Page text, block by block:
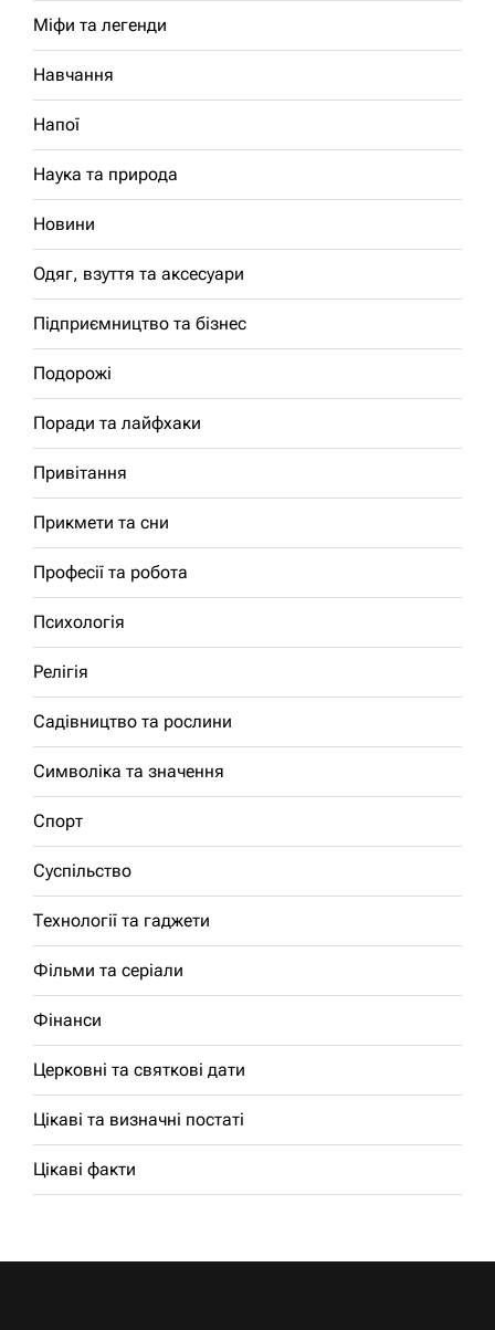
Міфи та легенди
Навчання
Напої
Наука та природа
Новини
Одяг, взуття та аксесуари
Підприємництво та бізнес
Подорожі
Поради та лайфхаки
Привітання
Прикмети та сни
Професії та робота
Психологія
Релігія
Садівництво та рослини
Символіка та значення
Спорт
Суспільство
Технології та гаджети
Фільми та серіали
Фінанси
Церковні та святкові дати
Цікаві та визначні постаті
Цікаві факти